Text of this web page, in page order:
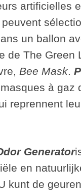
artificielles
un ballon
de The Green
Bee Mask.
à gaz
reprennent
Generator
en
kunt de